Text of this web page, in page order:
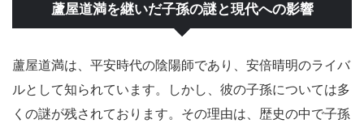
蘆屋道満を継いだ子孫の謎と現代への影響
蘆屋道満は、平安時代の陰陽師であり、安倍晴明のライバ
ルとして知られています。しかし、彼の子孫については多
くの謎が残されております。その理由は、歴史の中で子孫